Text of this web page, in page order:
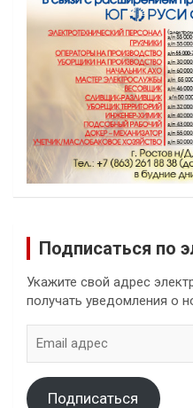
Подписаться по
Укажите свой адрес
получать уведомления о
адрес
Подписаться